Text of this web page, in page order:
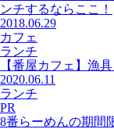
ンチするならここ！
2018.06.29
カフェ
ランチ
【番屋カフェ】漁
2020.06.11
ランチ
PR
8番らーめんの期間